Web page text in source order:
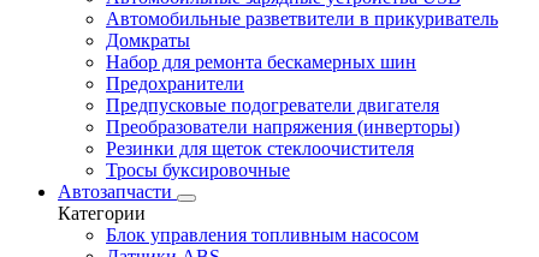
Автомобильные разветвители в прикуриватель
Домкраты
Набор для ремонта бескамерных шин
Предохранители
Предпусковые подогреватели двигателя
Преобразователи напряжения (инверторы)
Резинки для щеток стеклоочистителя
Тросы буксировочные
Автозапчасти
Категории
Блок управления топливным насосом